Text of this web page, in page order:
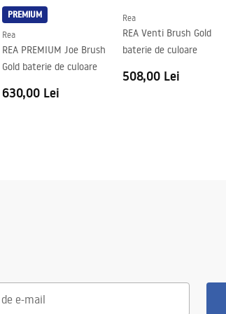
PREMIUM
Rea
REA PREMIUM Joe Brush
Gold baterie de culoare
630,00 Lei
Rea
REA Venti Brush Gold
baterie de culoare
508,00 Lei